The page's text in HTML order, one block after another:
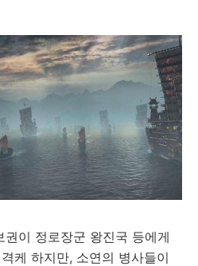
권이 정로장군 왕진국 등에게
케 하지만, 소연의 병사들이